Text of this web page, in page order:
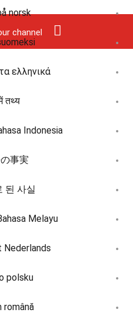
channel
norsk
ελληνικά
तथ्य
Indonesia
事実
사실
Melayu
polsku